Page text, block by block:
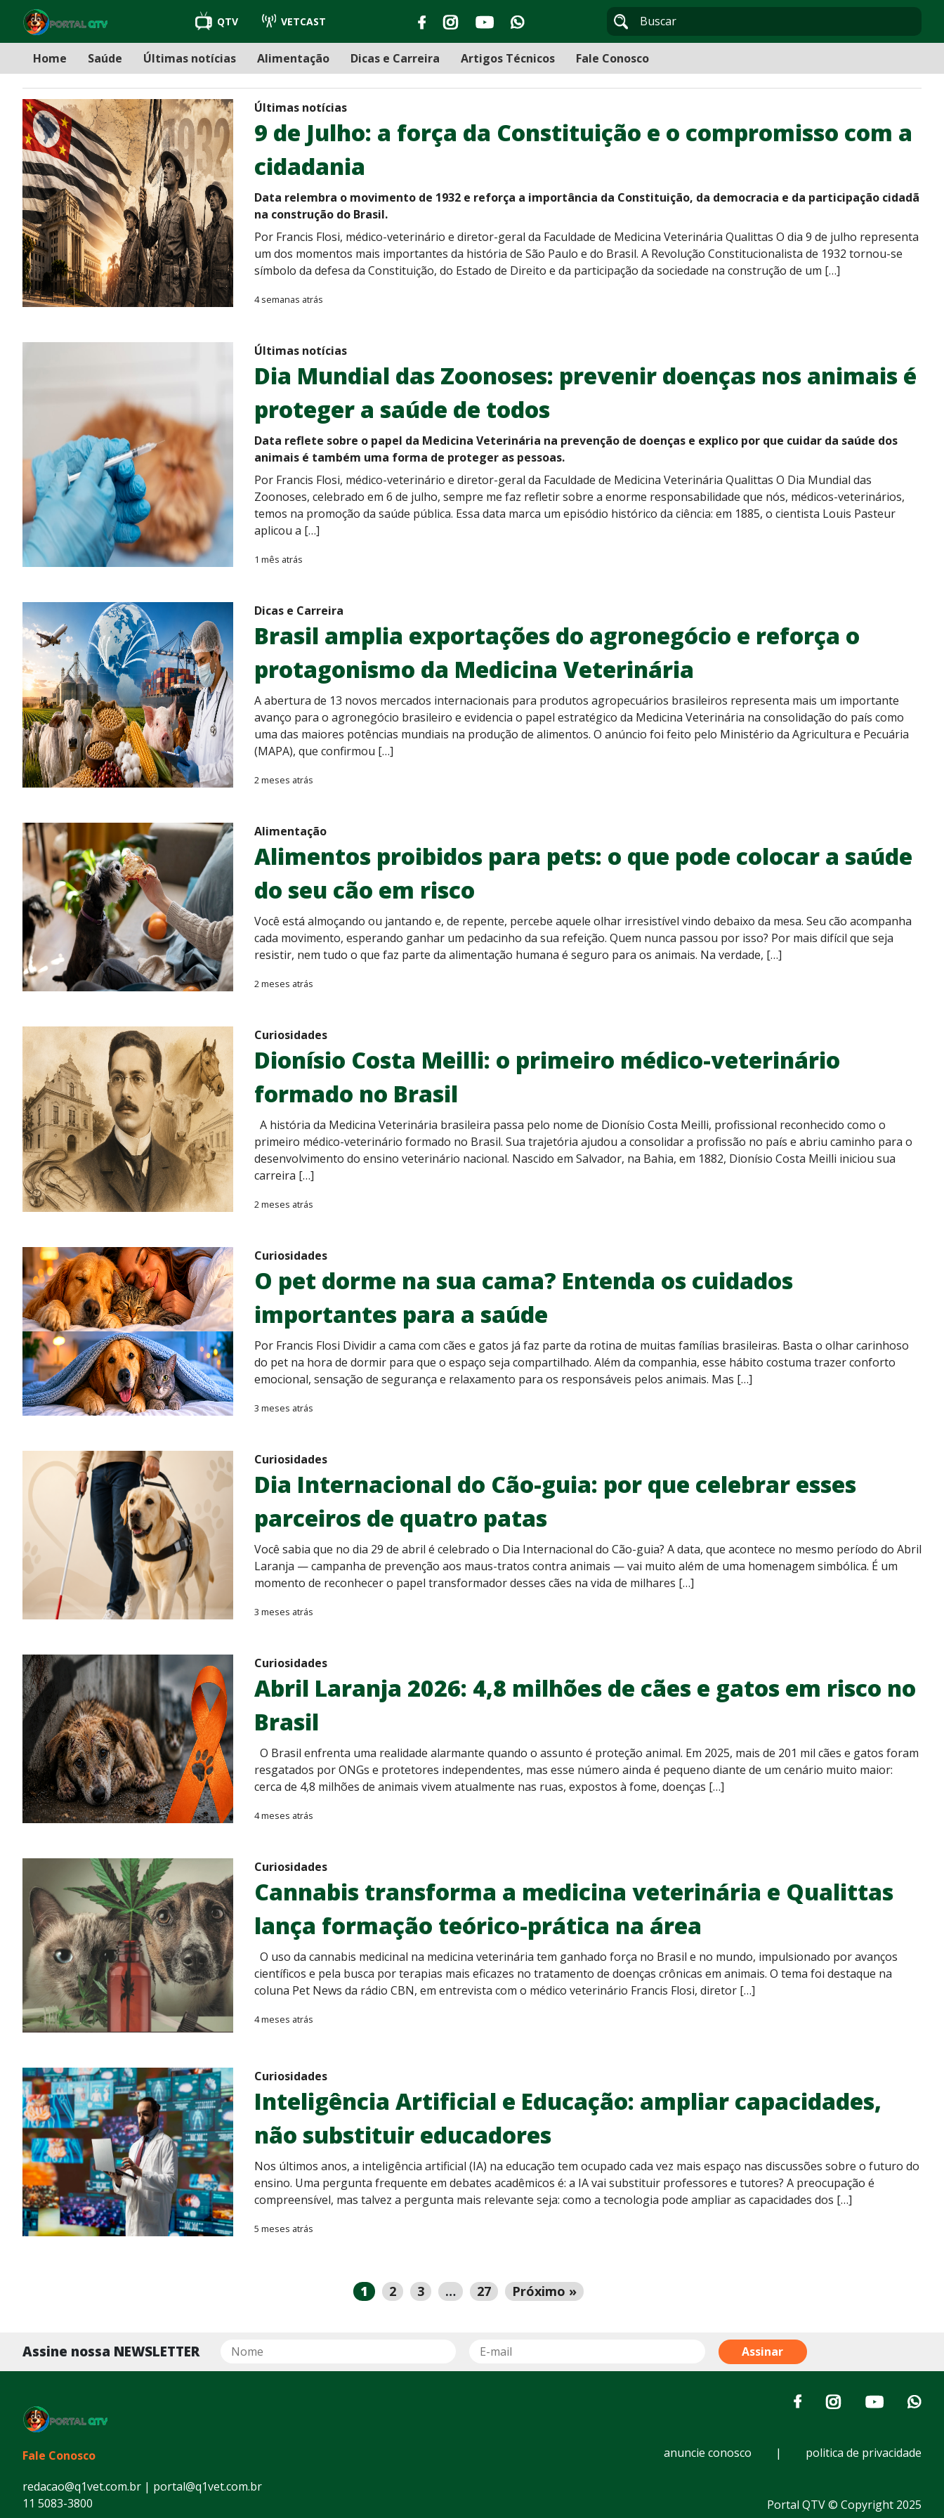
QTV VETCAST
Home Saúde Últimas notícias Alimentação Dicas e Carreira Artigos Técnicos Fale Conosco
Últimas notícias
9 de Julho: a força da Constituição e o compromisso com a
cidadania
Data relembra o movimento de 1932 e reforça a importância da Constituição, da democracia e da participação cidadã
na construção do Brasil.
Por Francis Flosi, médico-veterinário e diretor-geral da Faculdade de Medicina Veterinária Qualittas O dia 9 de julho representa
um dos momentos mais importantes da história de São Paulo e do Brasil. A Revolução Constitucionalista de 1932 tornou-se
símbolo da defesa da Constituição, do Estado de Direito e da participação da sociedade na construção de um […]
4 semanas atrás
Últimas notícias
Dia Mundial das Zoonoses: prevenir doenças nos animais é
proteger a saúde de todos
Data reflete sobre o papel da Medicina Veterinária na prevenção de doenças e explico por que cuidar da saúde dos
animais é também uma forma de proteger as pessoas.
Por Francis Flosi, médico-veterinário e diretor-geral da Faculdade de Medicina Veterinária Qualittas O Dia Mundial das
Zoonoses, celebrado em 6 de julho, sempre me faz refletir sobre a enorme responsabilidade que nós, médicos-veterinários,
temos na promoção da saúde pública. Essa data marca um episódio histórico da ciência: em 1885, o cientista Louis Pasteur
aplicou a […]
1 mês atrás
Dicas e Carreira
Brasil amplia exportações do agronegócio e reforça o
protagonismo da Medicina Veterinária
A abertura de 13 novos mercados internacionais para produtos agropecuários brasileiros representa mais um importante
avanço para o agronegócio brasileiro e evidencia o papel estratégico da Medicina Veterinária na consolidação do país como
uma das maiores potências mundiais na produção de alimentos. O anúncio foi feito pelo Ministério da Agricultura e Pecuária
(MAPA), que confirmou […]
2 meses atrás
Alimentação
Alimentos proibidos para pets: o que pode colocar a saúde
do seu cão em risco
Você está almoçando ou jantando e, de repente, percebe aquele olhar irresistível vindo debaixo da mesa. Seu cão acompanha
cada movimento, esperando ganhar um pedacinho da sua refeição. Quem nunca passou por isso? Por mais difícil que seja
resistir, nem tudo o que faz parte da alimentação humana é seguro para os animais. Na verdade, […]
2 meses atrás
Curiosidades
Dionísio Costa Meilli: o primeiro médico-veterinário
formado no Brasil
A história da Medicina Veterinária brasileira passa pelo nome de Dionísio Costa Meilli, profissional reconhecido como o
primeiro médico-veterinário formado no Brasil. Sua trajetória ajudou a consolidar a profissão no país e abriu caminho para o
desenvolvimento do ensino veterinário nacional. Nascido em Salvador, na Bahia, em 1882, Dionísio Costa Meilli iniciou sua
carreira […]
2 meses atrás
Curiosidades
O pet dorme na sua cama? Entenda os cuidados
importantes para a saúde
Por Francis Flosi Dividir a cama com cães e gatos já faz parte da rotina de muitas famílias brasileiras. Basta o olhar carinhoso
do pet na hora de dormir para que o espaço seja compartilhado. Além da companhia, esse hábito costuma trazer conforto
emocional, sensação de segurança e relaxamento para os responsáveis pelos animais. Mas […]
3 meses atrás
Curiosidades
Dia Internacional do Cão-guia: por que celebrar esses
parceiros de quatro patas
Você sabia que no dia 29 de abril é celebrado o Dia Internacional do Cão-guia? A data, que acontece no mesmo período do Abril
Laranja — campanha de prevenção aos maus-tratos contra animais — vai muito além de uma homenagem simbólica. É um
momento de reconhecer o papel transformador desses cães na vida de milhares […]
3 meses atrás
Curiosidades
Abril Laranja 2026: 4,8 milhões de cães e gatos em risco no
Brasil
O Brasil enfrenta uma realidade alarmante quando o assunto é proteção animal. Em 2025, mais de 201 mil cães e gatos foram
resgatados por ONGs e protetores independentes, mas esse número ainda é pequeno diante de um cenário muito maior:
cerca de 4,8 milhões de animais vivem atualmente nas ruas, expostos à fome, doenças […]
4 meses atrás
Curiosidades
Cannabis transforma a medicina veterinária e Qualittas
lança formação teórico-prática na área
O uso da cannabis medicinal na medicina veterinária tem ganhado força no Brasil e no mundo, impulsionado por avanços
científicos e pela busca por terapias mais eficazes no tratamento de doenças crônicas em animais. O tema foi destaque na
coluna Pet News da rádio CBN, em entrevista com o médico veterinário Francis Flosi, diretor […]
4 meses atrás
Curiosidades
Inteligência Artificial e Educação: ampliar capacidades,
não substituir educadores
Nos últimos anos, a inteligência artificial (IA) na educação tem ocupado cada vez mais espaço nas discussões sobre o futuro do
ensino. Uma pergunta frequente em debates acadêmicos é: a IA vai substituir professores e tutores? A preocupação é
compreensível, mas talvez a pergunta mais relevante seja: como a tecnologia pode ampliar as capacidades dos […]
5 meses atrás
1 2 3 … 27 Próximo »
Assine nossa NEWSLETTER
Fale Conosco
redacao@q1vet.com.br | portal@q1vet.com.br
11 5083-3800
anuncie conosco | politica de privacidade
Portal QTV © Copyright 2025